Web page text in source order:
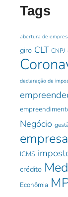
Tags
abertura de
giro CLT CNPJ
declaração de
Negócio
ICMS
crédito
Econômia